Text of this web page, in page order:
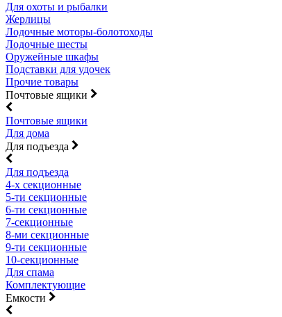
Для охоты и рыбалки
Жерлицы
Лодочные моторы-болотоходы
Лодочные шесты
Оружейные шкафы
Подставки для удочек
Прочие товары
Почтовые ящики
Почтовые ящики
Для дома
Для подъезда
Для подъезда
4-х секционные
5-ти секционные
6-ти секционные
7-секционные
8-ми секционные
9-ти секционные
10-секционные
Для спама
Комплектующие
Емкости